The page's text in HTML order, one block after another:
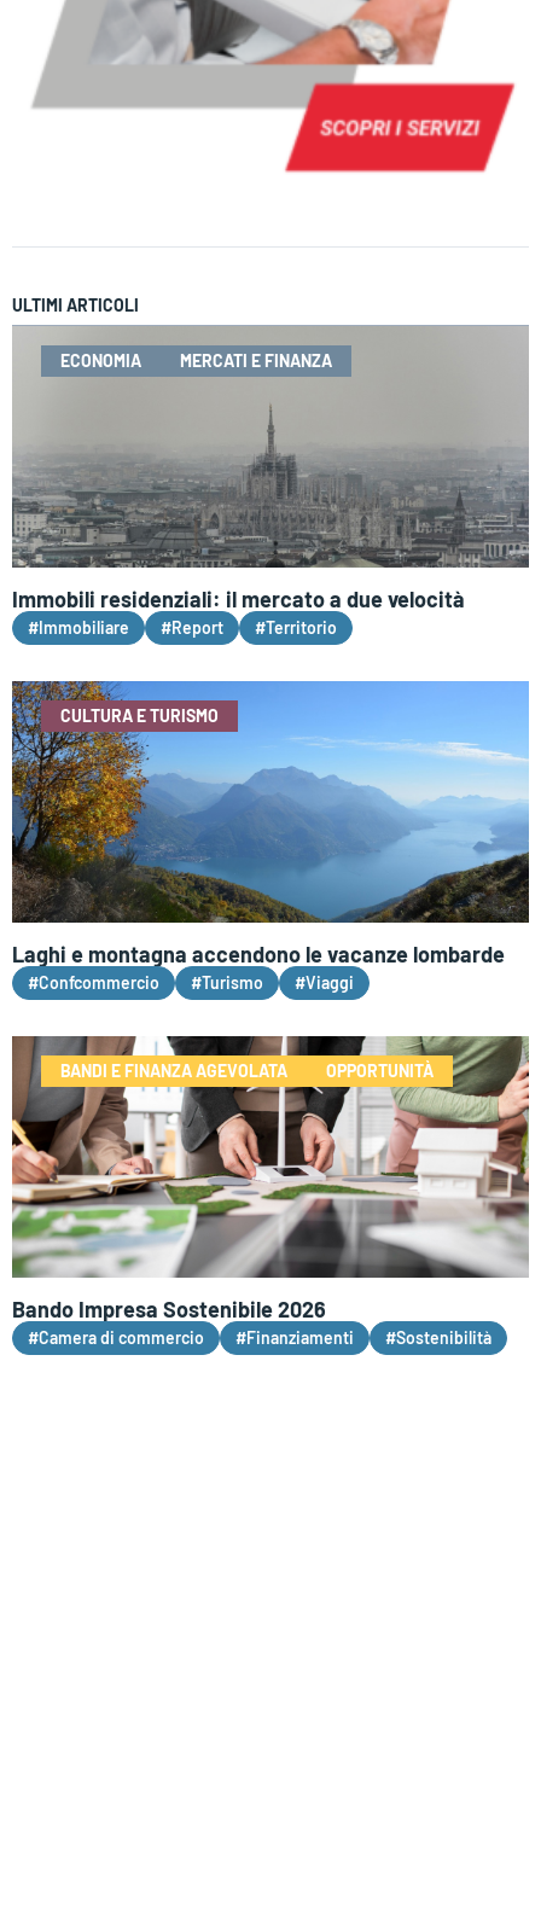
ULTIMI ARTICOLI
ECONOMIA MERCATI E FINANZA
Immobili residenziali: il mercato a due velocità
#Immobiliare #Report #Territorio
CULTURA E TURISMO
Laghi e montagna accendono le vacanze lombarde
#Confcommercio #Turismo #Viaggi
BANDI E FINANZA AGEVOLATA OPPORTUNITÀ
Bando Impresa Sostenibile 2026
#Camera di commercio #Finanziamenti #Sostenibilità